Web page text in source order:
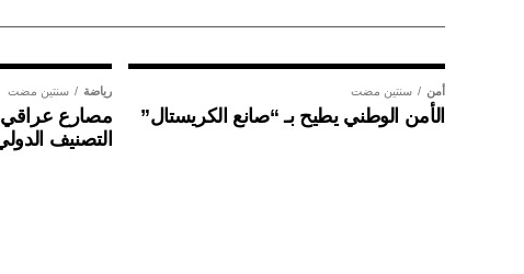
أمن سنتين مضت
الأمن الوطني يطيح بـ “صانع الكريستال”
رياضة سنتين مضت
مصارع عراقي
التصنيف